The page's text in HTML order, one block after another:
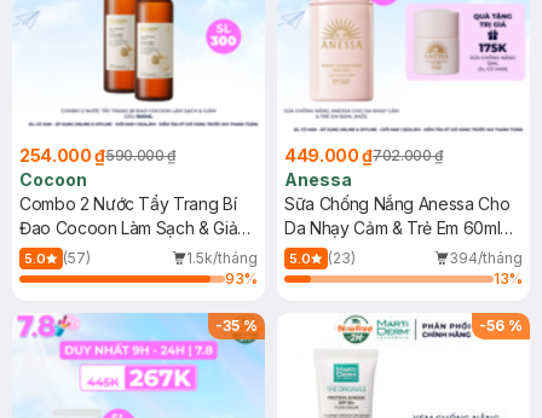
254.000 ₫590.000 ₫
Cocoon
Combo 2 Nước Tẩy Trang Bí
Đao Cocoon Làm Sạch & Giảm
Dầu 500ml
5.0 (57)
1.5k/tháng
93%
449.000 ₫702.000 ₫
Anessa
Sữa Chống Nắng Anessa Cho
Da Nhạy Cảm & Trẻ Em 60ml
(Mới)
5.0 (23)
394/tháng
13%
-35% -56 %